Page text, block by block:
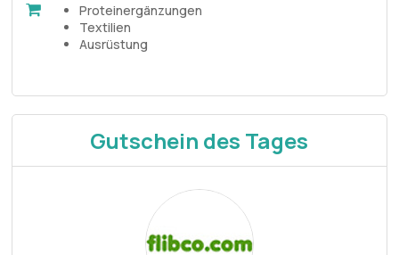
Proteinergänzungen
Textilien
Ausrüstung
Gutschein des Tages